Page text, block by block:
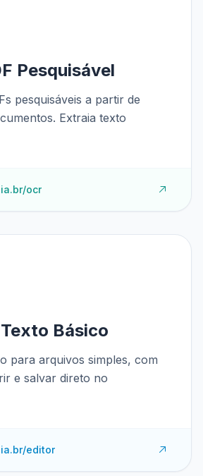
Pesquisável
pesquisáveis a partir de
Extraia texto
ocr
Básico
para arquivos simples, com
e salvar direto no
editor